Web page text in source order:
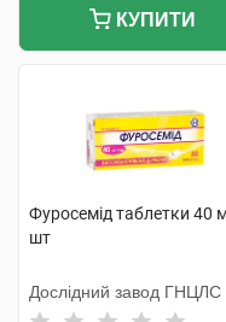
КУПИТИ
Фуросемід таблетки 40
шт
Дослідний завод ГНЦЛС